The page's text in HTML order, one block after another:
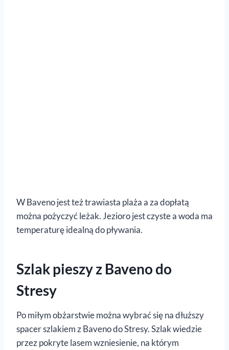
W Baveno jest też trawiasta plaża a za dopłatą
można pożyczyć leżak. Jezioro jest czyste a woda ma
temperaturę idealną do pływania.
Szlak pieszy z Baveno do
Stresy
Po miłym obżarstwie można wybrać się na dłuższy
spacer szlakiem z Baveno do Stresy. Szlak wiedzie
przez pokryte lasem wzniesienie, na którym